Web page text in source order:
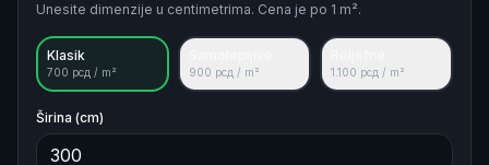
Unesite dimenzije u centimetrima. Cena je po 1 m².
Klasik
700 рсд / m² 900 рсд / m² 1.100 рсд / m²
Širina (cm)